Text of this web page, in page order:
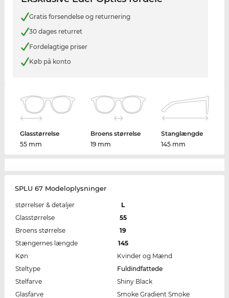
Gratis forsendelse og returnering
30 dages returret
Fordelagtige priser
Køb på konto
Glasstørrelse
55 mm
Broens størrelse
19 mm
Stanglængde
145 mm
SPLU 67 Modeloplysninger
størrelser & detaljer
L
Glasstørrelse
55
Broens størrelse
19
Stængernes længde
145
Køn
Kvinder og Mænd
Steltype
Fuldindfattede
Stelfarve
Shiny Black
Glasfarve
Smoke Gradient Smoke